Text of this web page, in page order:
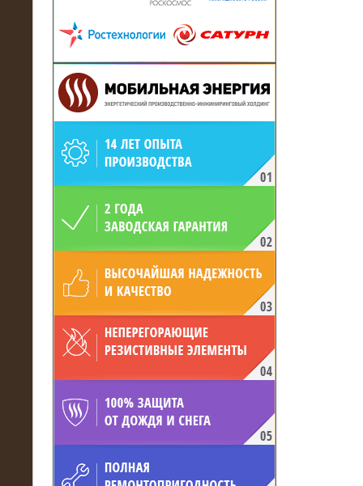
произведён высоковольтный
нагрузочный комплекс 24 МВт с
напряжением 6/10 кВ
15.04.2017
Нагрузочный комплекс 16 МВт с